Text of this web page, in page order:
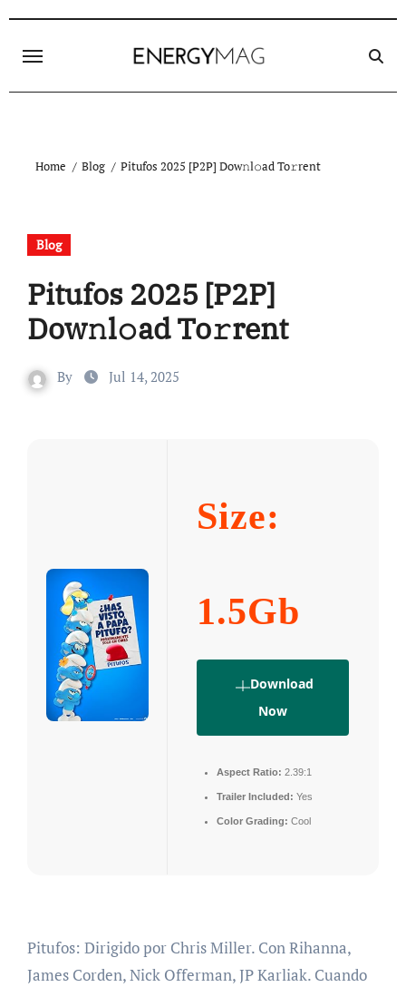
content
Home Blog Pitufos 2025 [P2P] Dow𝚗l𝚘ad To𝚛rent
Blog
Pitufos 2025 [P2P]
Dow𝚗l𝚘ad To𝚛rent
By Jul 14, 2025
Size:
1.5Gb
Download
Now
Aspect Ratio: 2.39:1
Trailer Included: Yes
Color Grading: Cool
Pitufos: Dirigido por Chris Miller. Con Rihanna,
James Corden, Nick Offerman, JP Karliak. Cuando